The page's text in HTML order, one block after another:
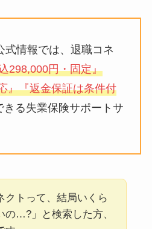
式情報では、退職コネ
298,000円・固定』
』『返金保証は条件付
きる失業保険サポートサ
クトって、結局いくら
の…?」と検索した方、